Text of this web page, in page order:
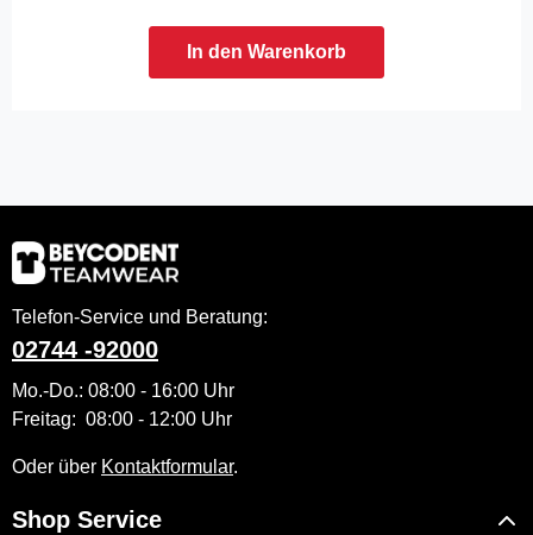
In den Warenkorb
Telefon-Service und Beratung:
02744 -92000
Mo.-Do.: 08:00 - 16:00 Uhr
Freitag: 08:00 - 12:00 Uhr
Oder über Kontaktformular.
Shop Service